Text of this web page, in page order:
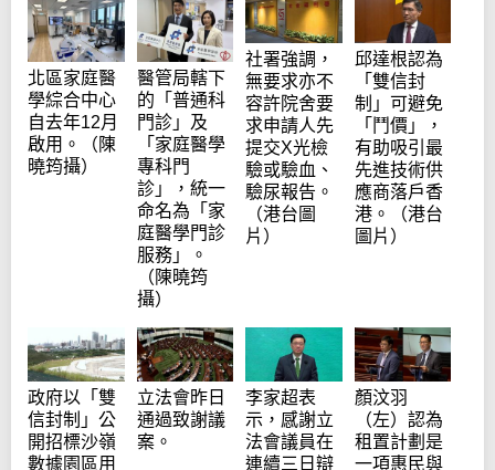
北區家庭醫
學綜合中心
自去年12月
啟用。（陳
曉筠攝）
醫管局轄下
的「普通科
門診」及
「家庭醫學
專科門
診」，統一
命名為「家
庭醫學門診
服務」。
（陳曉筠
攝）
社署強調，
無要求亦不
容許院舍要
求申請人先
提交X光檢
驗或驗血、
驗尿報告。
（港台圖
片）
邱達根認為
「雙信封
制」可避免
「鬥價」，
有助吸引最
先進技術供
應商落戶香
港。（港台
圖片）
政府以「雙
信封制」公
開招標沙嶺
數據園區用
立法會昨日
通過致謝議
案。
李家超表
示，感謝立
法會議員在
連續三日辯
顏汶羽
（左）認為
租置計劃是
一項惠民與